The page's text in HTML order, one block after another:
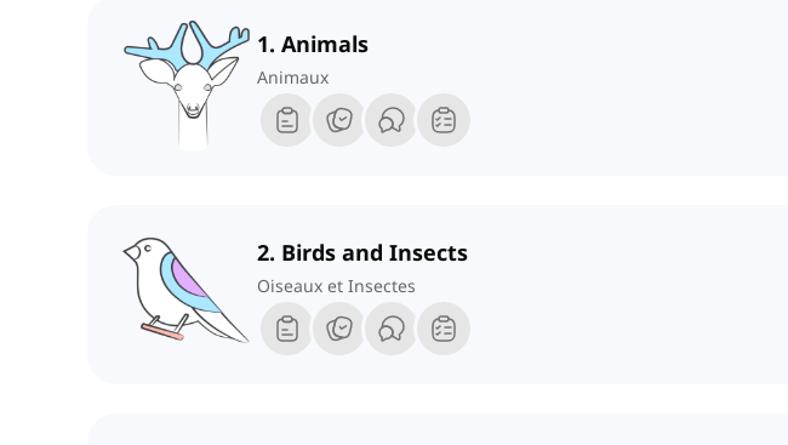
1. Animals
Animaux
2. Birds and Insects
Oiseaux et Insectes